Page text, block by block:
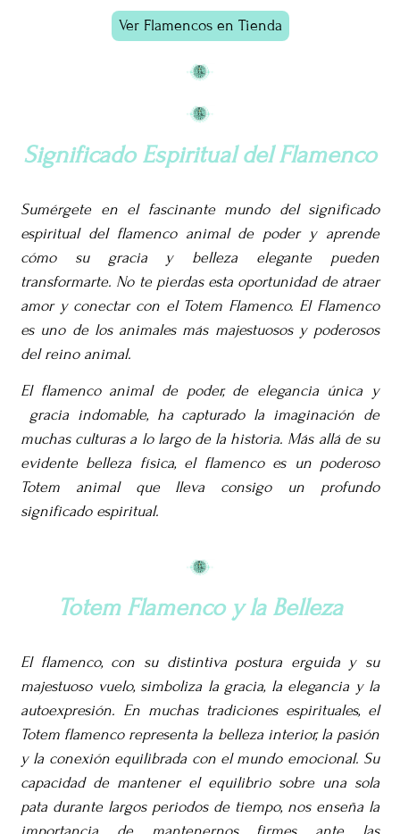
Ver Flamencos en Tienda
Significado Espiritual del Flamenco
Sumérgete en el fascinante mundo del significado
espiritual del flamenco animal de poder y aprende
cómo su gracia y belleza elegante pueden
transformarte. No te pierdas esta oportunidad de atraer
amor y conectar con el Totem Flamenco. El Flamenco
es uno de los animales más majestuosos y poderosos
del reino animal.
El flamenco animal de poder, de elegancia única y
gracia indomable, ha capturado la imaginación de
muchas culturas a lo largo de la historia. Más allá de su
evidente belleza física, el flamenco es un poderoso
Totem animal que lleva consigo un profundo
significado espiritual.
Totem Flamenco y la Belleza
El flamenco, con su distintiva postura erguida y su
majestuoso vuelo, simboliza la gracia, la elegancia y la
autoexpresión. En muchas tradiciones espirituales, el
Totem flamenco representa la belleza interior, la pasión
y la conexión equilibrada con el mundo emocional. Su
capacidad de mantener el equilibrio sobre una sola
pata durante largos periodos de tiempo, nos enseña la